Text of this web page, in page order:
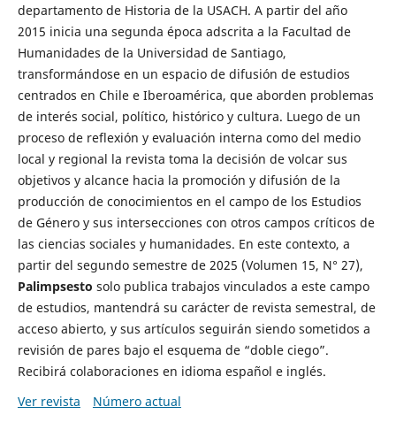
departamento de Historia de la USACH. A partir del año
2015 inicia una segunda época adscrita a la Facultad de
Humanidades de la Universidad de Santiago,
transformándose en un espacio de difusión de estudios
centrados en Chile e Iberoamérica, que aborden problemas
de interés social, político, histórico y cultura. Luego de un
proceso de reflexión y evaluación interna como del medio
local y regional la revista toma la decisión de volcar sus
objetivos y alcance hacia la promoción y difusión de la
producción de conocimientos en el campo de los Estudios
de Género y sus intersecciones con otros campos críticos de
las ciencias sociales y humanidades. En este contexto, a
partir del segundo semestre de 2025 (Volumen 15, N° 27),
Palimpsesto solo publica trabajos vinculados a este campo
de estudios, mantendrá su carácter de revista semestral, de
acceso abierto, y sus artículos seguirán siendo sometidos a
revisión de pares bajo el esquema de “doble ciego”.
Recibirá colaboraciones en idioma español e inglés.
Ver revista
Número actual